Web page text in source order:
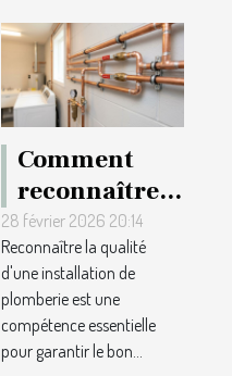
Comment
reconnaître
la qualité
d'une
installation
de plomberie
?
28 février 2026 20:14
Reconnaître la qualité
d'une installation de
plomberie est une
compétence essentielle
pour garantir le bon...